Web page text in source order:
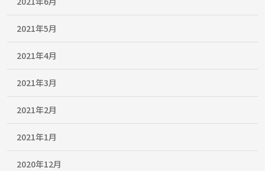
2021年5月
2021年4月
2021年3月
2021年2月
2021年1月
2020年12月